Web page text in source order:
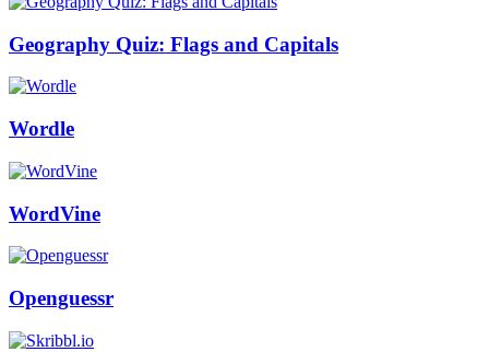
Geography Quiz: Flags and Capitals
Wordle
WordVine
Openguessr